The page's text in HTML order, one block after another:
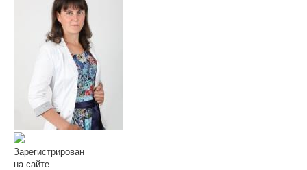
Зарегистрирован
на сайте